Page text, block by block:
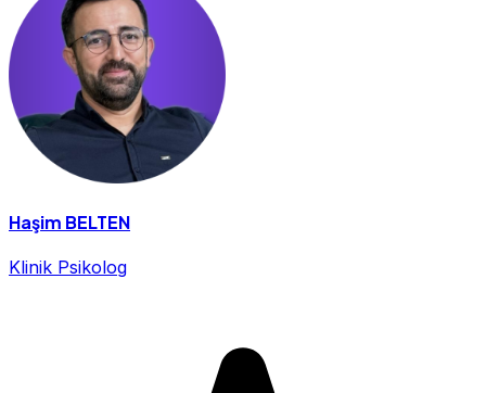
Haşim BELTEN
Klinik Psikolog